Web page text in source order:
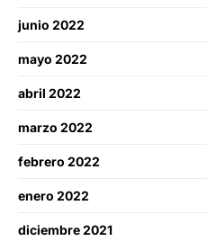
junio 2022
mayo 2022
abril 2022
marzo 2022
febrero 2022
enero 2022
diciembre 2021